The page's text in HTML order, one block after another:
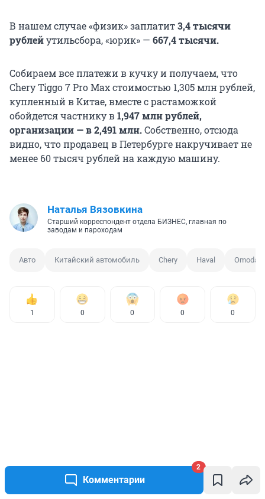
Комментарии
2
В нашем случае «физик» заплатит3,4 тысячи
рублейутильсбора, «юрик» — 667,4 тысячи.
Собираем все платежи в кучку и получаем, что
Chery Tiggo 7 Pro Max стоимостью 1,305 млн рублей,
купленный в Китае, вместе с растаможкой
обойдется частнику в1,947 млн рублей,
организации — в 2,491 млн.Собственно, отсюда
видно, что продавец в Петербурге накручивает не
менее 60 тысяч рублей на каждую машину.
Наталья Вязовкина
Старший корреспондент отдела БИЗНЕС, главная по
заводам и пароходам
Авто Китайский автомобиль Chery Haval Omoda
1 0 0 0 0